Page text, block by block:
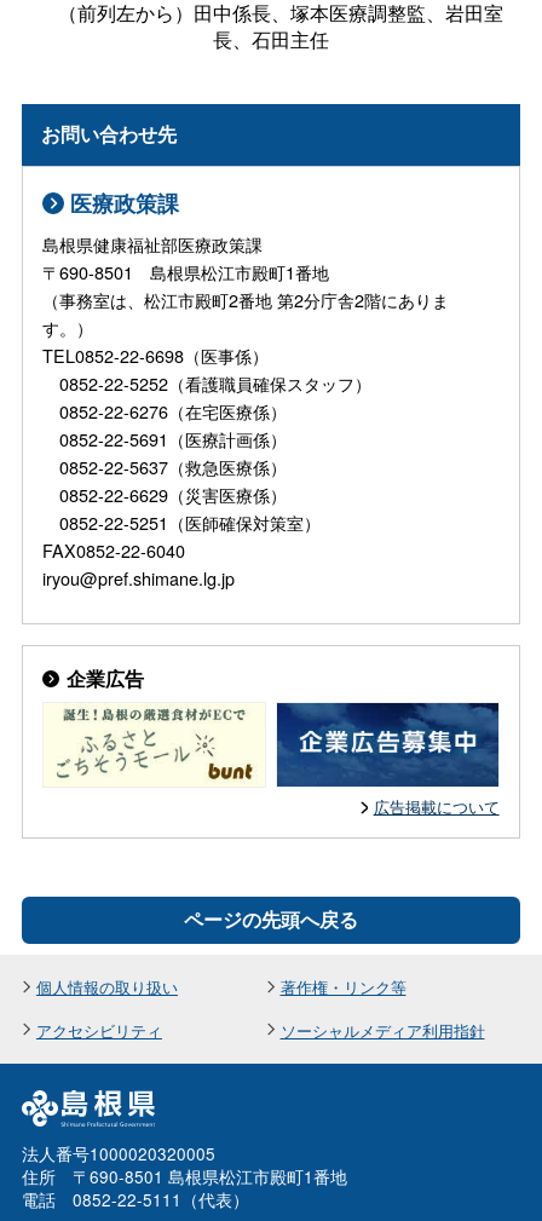
（前列左から）田中係長、塚本医療調整監、岩田室
長、石田主任
お問い合わせ先
医療政策課
島根県健康福祉部医療政策課
〒690-8501 島根県松江市殿町1番地
（事務室は、松江市殿町2番地 第2分庁舎2階にありま
す。）
TEL0852-22-6698（医事係）
0852-22-5252（看護職員確保スタッフ）
0852-22-6276（在宅医療係）
0852-22-5691（医療計画係）
0852-22-5637（救急医療係）
0852-22-6629（災害医療係）
0852-22-5251（医師確保対策室）
FAX0852-22-6040
iryou@pref.shimane.lg.jp
企業広告
広告掲載について
ページの先頭へ戻る
個人情報の取り扱い
著作権・リンク等
アクセシビリティ
ソーシャルメディア利用指針
法人番号1000020320005
住所 〒690-8501 島根県松江市殿町1番地
電話 0852-22-5111（代表）